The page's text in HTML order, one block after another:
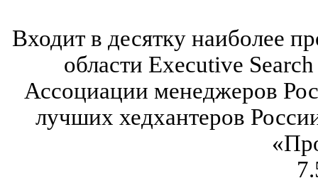
Входит в десятку наиболее
области Executive
Ассоциации менеджеров
лучших хедхантеров